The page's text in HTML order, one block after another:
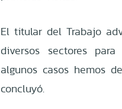
El titular del Trabajo
diversos sectores
algunos casos hemos
concluyó.